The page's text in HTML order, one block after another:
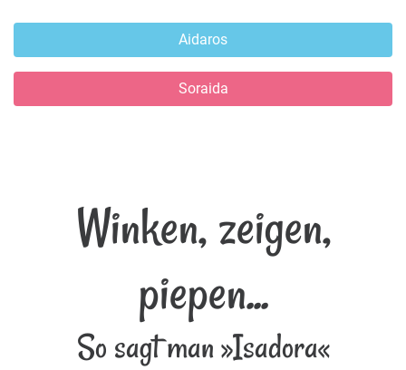
Aidaros
Soraida
Winken, zeigen,
piepen...
So sagt man »Isadora«